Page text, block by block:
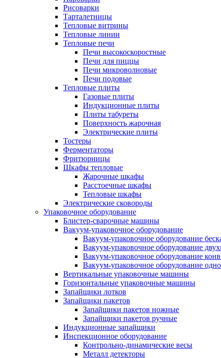
Рисоварки
Тарталетницы
Тепловые витрины
Тепловые линии
Тепловые печи
Печи высокоскоростные
Печи для пиццы
Печи микроволновые
Печи подовые
Тепловые плиты
Газовые плиты
Индукционные плиты
Плиты табуреты
Поверхность жарочная
Электрические плиты
Тостеры
Ферментаторы
Фритюрницы
Шкафы тепловые
Жарочные шкафы
Расстоечные шкафы
Тепловые шкафы
Электрические сковороды
Упаковочное оборудование
Блистер-сварочные машины
Вакуум-упаковочное оборудование
Вакуум-упаковочное оборудование
Вакуум-упаковочное оборудование
Вакуум-упаковочное оборудование
Вакуум-упаковочное оборудование
Вертикальные упаковочные машины
Горизонтальные упаковочные машины
Запайщики лотков
Запайщики пакетов
Запайщики пакетов ножные
Запайщики пакетов ручные
Индукционные запайщики
Инспекционное оборудование
Контрольно-динамические весы
Металл детекторы